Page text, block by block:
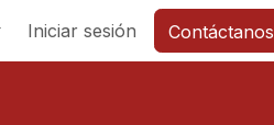
Iniciar sesión Contáctanos